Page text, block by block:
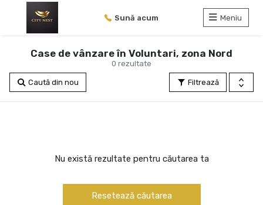
Sună acum Meniu
0 rezultate
Case de vânzare în Voluntari, zona Nord
Filtrează
Caută din nou
Nu există rezultate pentru căutarea ta
Resetează căutarea